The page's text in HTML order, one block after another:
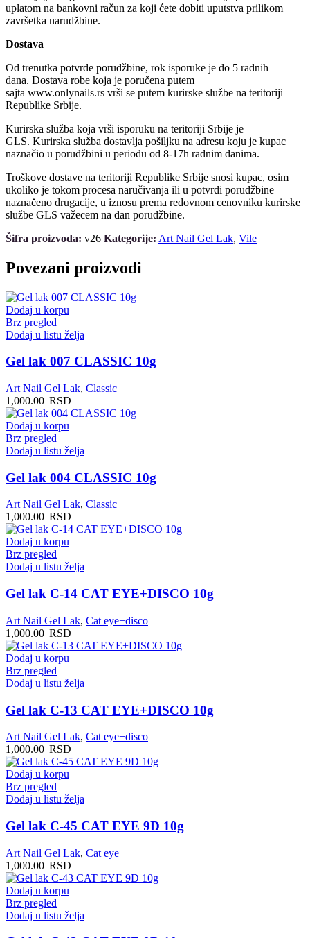
uplatom na bankovni račun za koji ćete dobiti uputstva prilikom
završetka narudžbine.
Dostava
Od trenutka potvrde porudžbine, rok isporuke je do 5 radnih
dana. Dostava robe koja je poručena putem
sajta www.onlynails.rs vrši se putem kurirske službe na teritoriji
Republike Srbije.
Kurirska služba koja vrši isporuku na teritoriji Srbije je
GLS. Kurirska služba dostavlja pošiljku na adresu koju je kupac
naznačio u porudžbini u periodu od 8-17h radnim danima.
Troškove dostave na teritoriji Republike Srbije snosi kupac, osim
ukoliko je tokom procesa naručivanja ili u potvrdi porudžbine
naznačeno drugacije, u iznosu prema redovnom cenovniku kurirske
službe GLS važecem na dan porudžbine.
Šifra proizvoda: v26 Kategorije: Art Nail Gel Lak, Vile
Povezani proizvodi
Dodaj u korpu
Brz pregled
Dodaj u listu želja
Gel lak 007 CLASSIC 10g
Art Nail Gel Lak, Classic
1,000.00 RSD
Dodaj u korpu
Brz pregled
Dodaj u listu želja
Gel lak 004 CLASSIC 10g
Art Nail Gel Lak, Classic
1,000.00 RSD
Dodaj u korpu
Brz pregled
Dodaj u listu želja
Gel lak C-14 CAT EYE+DISCO 10g
Art Nail Gel Lak, Cat eye+disco
1,000.00 RSD
Dodaj u korpu
Brz pregled
Dodaj u listu želja
Gel lak C-13 CAT EYE+DISCO 10g
Art Nail Gel Lak, Cat eye+disco
1,000.00 RSD
Dodaj u korpu
Brz pregled
Dodaj u listu želja
Gel lak C-45 CAT EYE 9D 10g
Art Nail Gel Lak, Cat eye
1,000.00 RSD
Dodaj u korpu
Brz pregled
Dodaj u listu želja